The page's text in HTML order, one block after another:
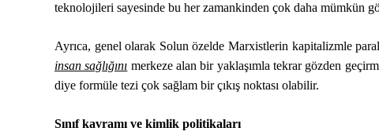
teknolojileri sayesinde bu her zamankinden çok daha mümkün
Ayrıca, genel olarak Solun özelde Marxistlerin kapitalizmle
insan sağlığını merkeze alan bir yaklaşımla tekrar gözden
diye formüle tezi çok sağlam bir çıkış noktası olabilir.
Sınıf kavramı ve kimlik politikaları